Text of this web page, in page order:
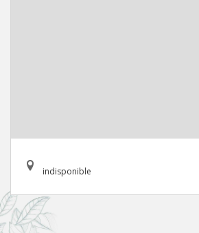
indisponible